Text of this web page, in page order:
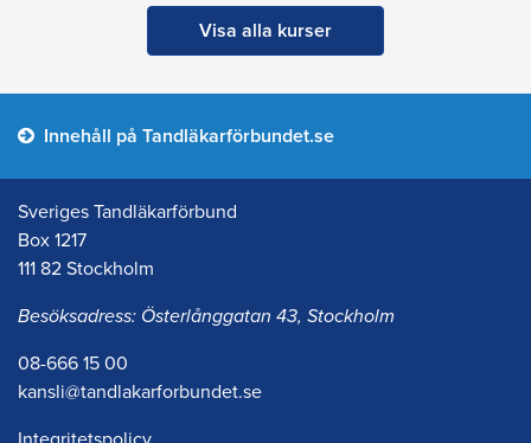
Visa alla kurser
Innehåll på Tandläkarförbundet.se
Sveriges Tandläkarförbund
Box 1217
111 82 Stockholm
Besöksadress: Österlånggatan 43, Stockholm
08-666 15 00
kansli@tandlakarforbundet.se